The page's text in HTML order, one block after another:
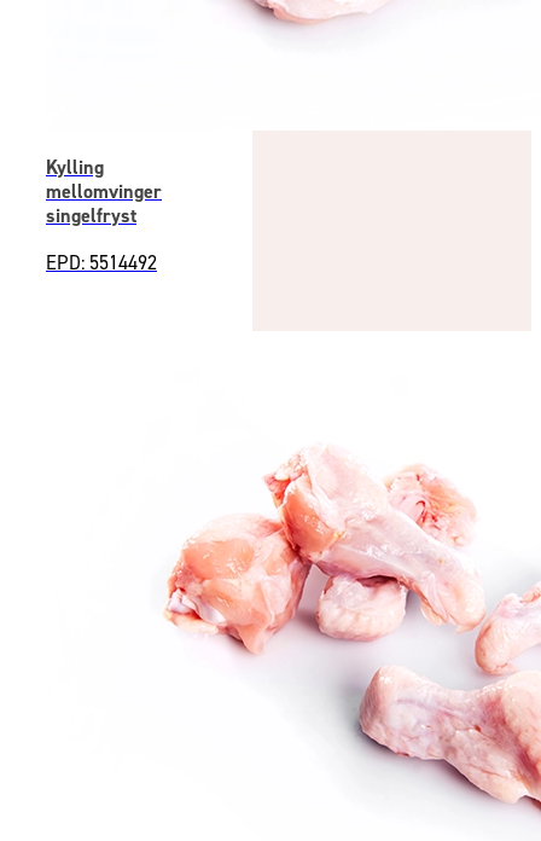
Kylling
mellomvinger
singelfryst
EPD: 5514492